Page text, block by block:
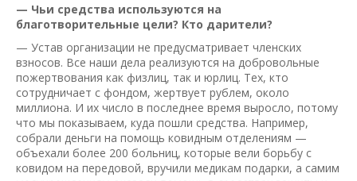
— Чьи средства используются на
благотворительные цели? Кто дарители?
— Устав организации не предусматривает членских
взносов. Все наши дела реализуются на добровольные
пожертвования как физлиц, так и юрлиц. Тех, кто
сотрудничает с фондом, жертвует рублем, около
миллиона. И их число в последнее время выросло, потому
что мы показываем, куда пошли средства. Например,
собрали деньги на помощь ковидным отделениям —
объехали более 200 больниц, которые вели борьбу с
ковидом на передовой, вручили медикам подарки, а самим